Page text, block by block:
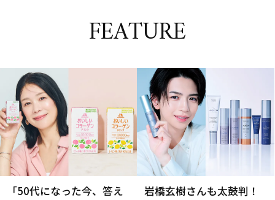
FEATURE
「50代になった今、答え
岩橋玄樹さんも太鼓判！